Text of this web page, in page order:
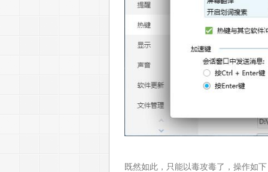
既然如此，只能以毒攻毒了，操作如